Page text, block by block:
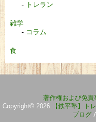
トレラン
雑学
コラム
食
著作権および免責
Copyright© 2026
【鉄平塾】ト
ブログ